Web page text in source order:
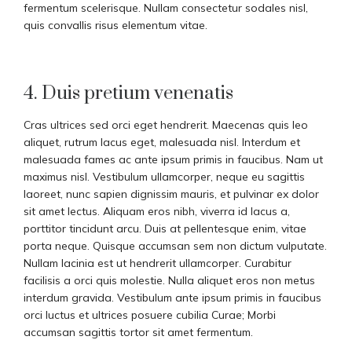
fermentum scelerisque. Nullam consectetur sodales nisl,
quis convallis risus elementum vitae.
4. Duis pretium venenatis
Cras ultrices sed orci eget hendrerit. Maecenas quis leo
aliquet, rutrum lacus eget, malesuada nisl. Interdum et
malesuada fames ac ante ipsum primis in faucibus. Nam ut
maximus nisl. Vestibulum ullamcorper, neque eu sagittis
laoreet, nunc sapien dignissim mauris, et pulvinar ex dolor
sit amet lectus. Aliquam eros nibh, viverra id lacus a,
porttitor tincidunt arcu. Duis at pellentesque enim, vitae
porta neque. Quisque accumsan sem non dictum vulputate.
Nullam lacinia est ut hendrerit ullamcorper. Curabitur
facilisis a orci quis molestie. Nulla aliquet eros non metus
interdum gravida. Vestibulum ante ipsum primis in faucibus
orci luctus et ultrices posuere cubilia Curae; Morbi
accumsan sagittis tortor sit amet fermentum.